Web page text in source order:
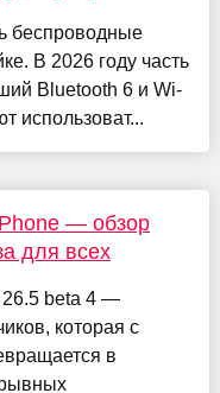
беспроводные
В 2026 году часть
Bluetooth 6 и Wi-
использоват...
— обзор
для всех
26.5 beta 4 —
которая с
в